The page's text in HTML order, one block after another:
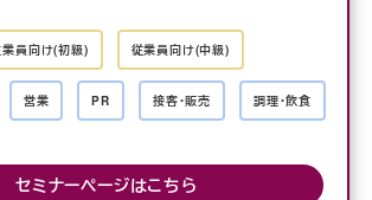
業員向け(初級) 従業員向け(中級)
営業 PR 接客・販売 調理・飲食
セミナーページはこちら